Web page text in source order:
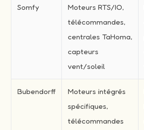
Somfy
Moteurs RTS/IO,
télécommandes,
centrales TaHoma,
capteurs
vent/soleil
Bubendorff
Moteurs intégrés
spécifiques,
télécommandes